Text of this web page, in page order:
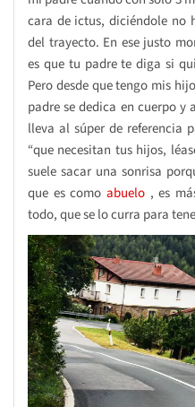
cara de ictus, diciéndole no
del trayecto. En ese justo
es que tu padre te diga si
Pero desde que tengo mis
padre se dedica en cuerpo
lleva al súper de referencia
“que necesitan tus hijos,
suele sacar una sonrisa
que es como abuelo, es
todo, que se lo curra para